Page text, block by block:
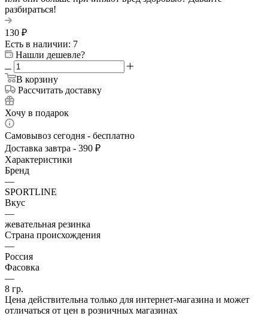
разбираться!
130 ₽
Есть в наличии: 7
Нашли дешевле?
В корзину
Рассчитать доставку
Хочу в подарок
Самовывоз сегодня - бесплатно
Доставка завтра - 390 ₽
Характеристики
Бренд
—
SPORTLINE
Вкус
—
жевательная резинка
Страна происхождения
—
Россия
Фасовка
—
8 гр.
Цена действительна только для интернет-магазина и может
отличаться от цен в розничных магазинах